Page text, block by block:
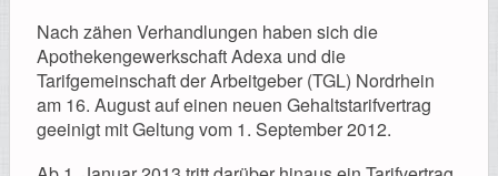
Nach zähen Verhandlungen haben sich die
Apothekengewerkschaft Adexa und die
Tarifgemeinschaft der Arbeitgeber (TGL) Nordrhein
am 16. August auf einen neuen Gehaltstarifvertrag
geeinigt mit Geltung vom 1. September 2012.